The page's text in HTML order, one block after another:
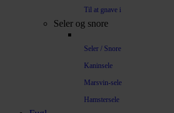
Til at gnave i
Seler og snore
Seler / Snore
Kaninsele
Marsvin-sele
Hamstersele